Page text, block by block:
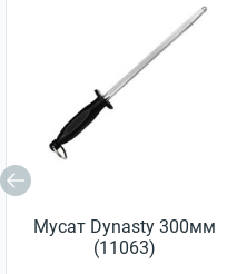
Мусат Dynasty 300мм
(11063)